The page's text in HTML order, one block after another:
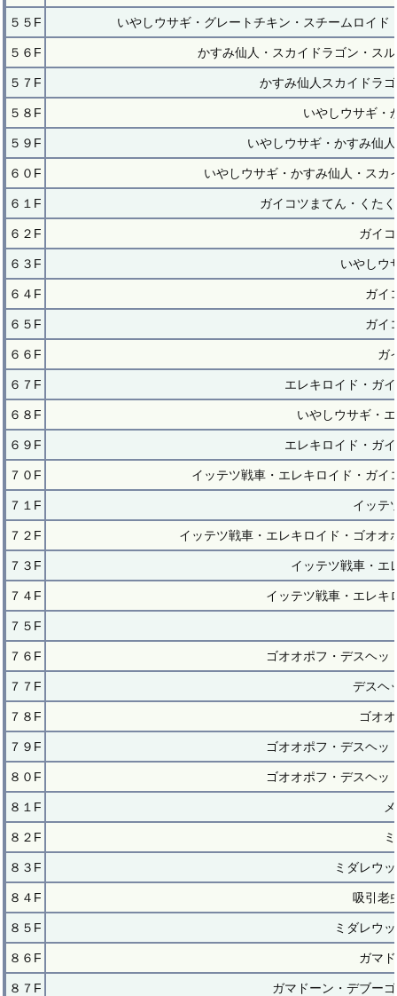
５５F いやしウサギ・グレートチキン・スチームロイ
５６F かすみ仙人・スカイドラゴン・ス
５７F かすみ仙人スカイドラ
５８F いやしウサギ・
５９F いやしウサギ・かすみ仙
６０F いやしウサギ・かすみ仙人・ス
６１F ガイコツまてん・くた
６２F ガイ
６３F いやしウ
６４F ガイ
６５F ガイ
６６F ガ
６７F エレキロイド・ガ
６８F いやしウサギ・
６９F エレキロイド・ガ
７０F イッテツ戦車・エレキロイド・ガ
７１F イッテ
７２F イッテツ戦車・エレキロイド・ゴオ
７３F イッテツ戦車・エ
７４F イッテツ戦車・エレキ
７５F
７６F ゴオオポフ・デスヘッ
７７F デスヘ
７８F ゴオ
７９F ゴオオポフ・デスヘッ
８０F ゴオオポフ・デスヘッ
８１F
８２F
８３F ミダレウ
８４F 吸引老
８５F ミダレウ
８６F ガマ
８７F ガマドーン・デブー